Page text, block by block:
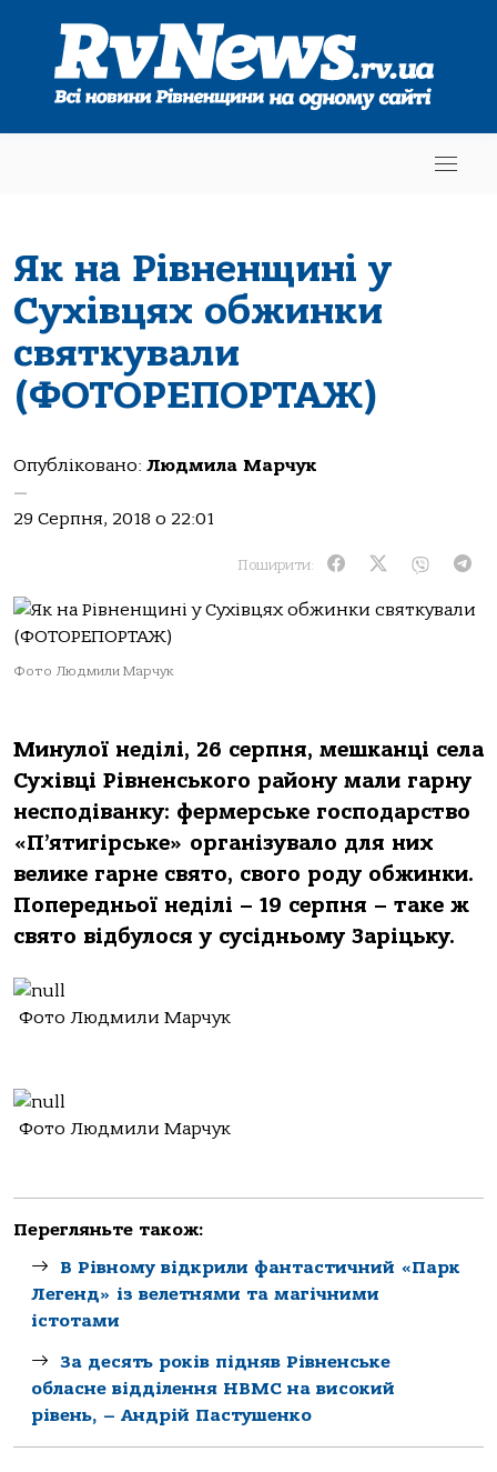
Як на Рівненщині у
Сухівцях обжинки
святкували
(ФОТОРЕПОРТАЖ)
Опубліковано: Людмила Марчук
—
29 Серпня, 2018 о 22:01
Поширити:
Фото Людмили Марчук
Минулої неділі, 26 серпня, мешканці села
Сухівці Рівненського району мали гарну
несподіванку: фермерське господарство
«П’ятигірське» організувало для них
велике гарне свято, свого роду обжинки.
Попередньої неділі – 19 серпня – таке ж
свято відбулося у сусідньому Заріцьку.
Фото Людмили Марчук
Фото Людмили Марчук
Перегляньте також:
В Рівному відкрили фантастичний «Парк
Легенд» із велетнями та магічними
істотами
За десять років підняв Рівненське
обласне відділення НВМС на високий
рівень, – Андрій Пастушенко